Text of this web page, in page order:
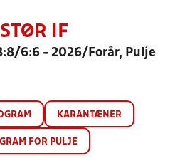
IF
6:6 - 2026/Forår, Pulje
KARANTÆNER
FOR PULJE